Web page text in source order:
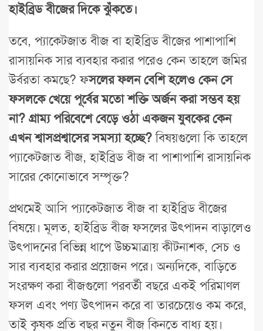
হাইব্রিড বীজের দিকে ঝুঁকতে।
তবে, প্যাকেটজাত বীজ বা হাইব্রিড বীজের পাশাপাশি
রাসায়নিক সার ব্যবহার করার পরেও কেন তাহলে জমির
উর্বরতা কমছে? ফসলের ফলন বেশি হলেও কেন সে
ফসলকে খেয়ে পূর্বের মতো শক্তি অর্জন করা সম্ভব হয়
না? গ্রাম্য পরিবেশে বেড়ে ওঠা একজন যুবকের কেন
এখন শ্বাসপ্রশ্বাসের সমস্যা হচ্ছে?বিষয়গুলো কি তাহলে
প্যাকেটজাত বীজ, হাইব্রিড বীজ বা পাশাপাশি রাসায়নিক
সারের কোনোভাবে সম্পৃক্ত?
প্রথমেই আসি প্যাকেটজাত বীজ বা হাইব্রিড বীজের
বিষয়ে। মূলত, হাইব্রিড বীজ ফসলের উৎপাদন বাড়ালেও
উৎপাদনের বিভিন্ন ধাপে উচ্চমাত্রায় কীটনাশক, সেচ ও
সার ব্যবহার করার প্রয়োজন পরে। অন্যদিকে, বাড়িতে
সংরক্ষণ করা বীজগুলো পরবর্তী বছরে একই পরিমাণল
ফসল এবং পণ্য উৎপাদন করে বা তারচেয়েও কম করে,
তাই কৃষক প্রতি বছর নতুন বীজ কিনতে বাধ্য হয়।